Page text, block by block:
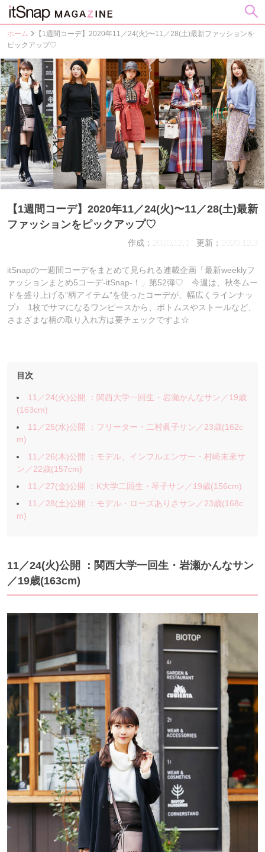
ホーム
【1週間コーデ】2020年11／24(火)〜11／28(土)最新ファッションを
ピックアップ♡
【1週間コーデ】2020年11／24(火)〜11／28(土)最新
ファッションをピックアップ♡
作成：2020.12.1 更新：2020.12.3
itSnapの一週間コーデをまとめて見られる連載企画「最新weeklyフ
ァッションまとめ5コーデ-itSnap-！」第52弾♡ 今週は、秋冬ムー
ドを盛り上げる”柄アイテム”を使ったコーデが、幅広くラインナッ
プ♪ 1枚でサマになるワンピースから、ボトムスやストールなど、
さまざまな柄の取り入れ方は要チェックですよ☆
目次
11／24(火)公開 ：関西大学一回生・岩瀬かんなサン／19歳
(163cm)
11／25(水)公開 ：フリーター・二村眞子サン／23歳(162c
m)
11／26(木)公開 ：モデル、インフルエンサー・村崎未來サ
ン／22歳(157cm)
11／27(金)公開 ：K大学二回生・琴子サン／19歳(156cm)
11／28(土)公開 ：モデル・ローズありさサン／23歳(168c
m)
11／24(火)公開 ：関西大学一回生・岩瀬かんなサン
／19歳(163cm)